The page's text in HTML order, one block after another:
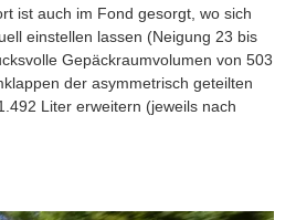
ist auch im Fond gesorgt, wo sich
einstellen lassen (Neigung 23 bis
Gepäckraumvolumen von 503
der asymmetrisch geteilten
Liter erweitern (jeweils nach